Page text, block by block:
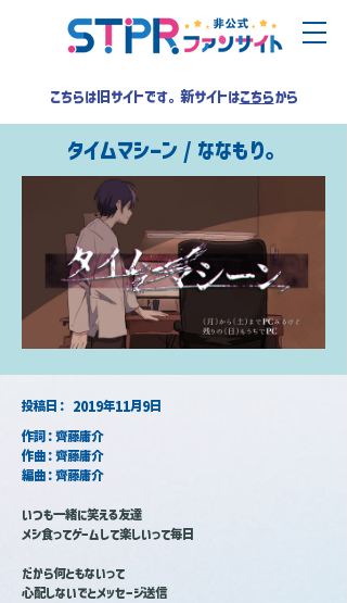
こちらは旧サイトです。新サイトはこちらから
タイムマシーン / ななもり。
​投稿日： 2019年11月9日
作詞：齊藤庸介
作曲：齊藤庸介
編曲：齊藤庸介
いつも一緒に笑える友達
メシ食ってゲームして楽しいって毎日
だから何ともないって
心配しないでとメッセージ送信